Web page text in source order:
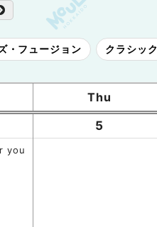
・フュージョン クラシック
Thu
you
5